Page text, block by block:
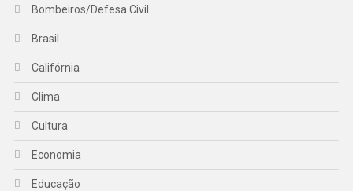
Bombeiros/Defesa Civil
Brasil
Califórnia
Clima
Cultura
Economia
Educação